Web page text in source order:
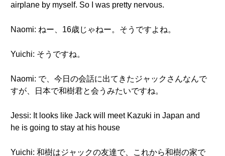
airplane by myself. So I was pretty nervous.
Naomi: ねー、16歳じゃねー。そうですよね。
Yuichi: そうですね。
Naomi: で、今日の会話に出てきたジャックさんなんで
すが、日本で和樹君と会うみたいですね。
Jessi: It looks like Jack will meet Kazuki in Japan and
he is going to stay at his house
Yuichi: 和樹はジャックの友達で、これから和樹の家で